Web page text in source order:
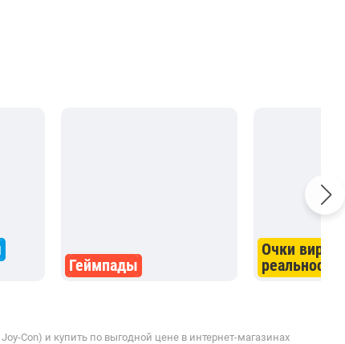
Геймпады
Очки
реальности
Con) и купить по выгодной цене в интернет-магазинах